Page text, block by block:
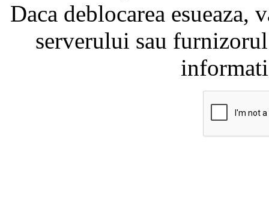
Daca deblocarea
serverului sau